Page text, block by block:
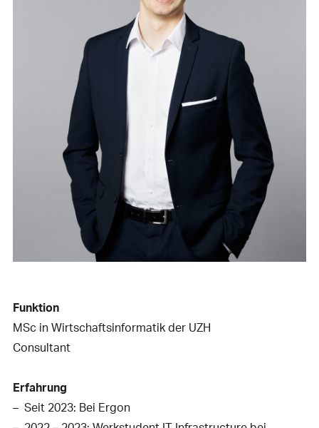
Funktion
MSc in Wirtschaftsinformatik der UZH
Consultant
Erfahrung
Seit 2023: Bei Ergon